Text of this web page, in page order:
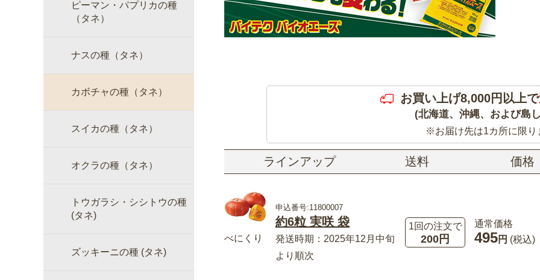
ピーマン・パプリカの種
（タネ）
ナスの種（タネ）
カボチャの種（タネ）
スイカの種（タネ）
オクラの種（タネ）
トウガラシ・シシトウの種
(タネ)
ズッキーニの種 (タネ)
お買い上げ8,000円以上で
(北海道、沖縄、および島
※お届け先は1カ所に限り
ラインアップ 送料 価格
べにくり
申込番号:11800007
約6粒 実咲 袋
発送時期：2025年12月中旬
より順次
1回の注文で
200円
通常価格
495円 (税込)